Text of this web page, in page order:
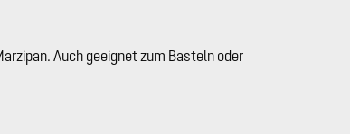
Auch geeignet zum Basteln oder